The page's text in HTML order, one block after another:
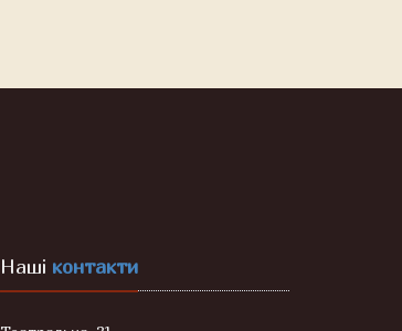
Наші контакти